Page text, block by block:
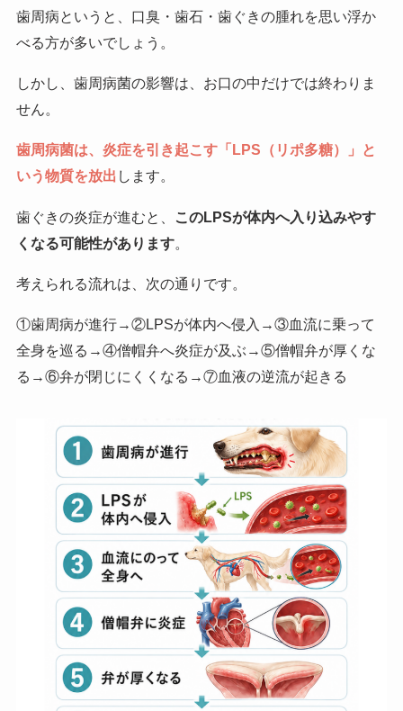
歯周病というと、口臭・歯石・歯ぐきの腫れを思い浮か
べる方が多いでしょう。
しかし、歯周病菌の影響は、お口の中だけでは終わりま
せん。
歯周病菌は、炎症を引き起こす「LPS（リポ多糖）」と
いう物質を放出 します。
歯ぐきの炎症が進むと、
このLPSが体内へ入り込みやす
くなる可能性があります。
考えられる流れは、次の通りです。
①歯周病が進行→②LPSが体内へ侵入→③血流に乗って
全身を巡る→④僧帽弁へ炎症が及ぶ→⑤僧帽弁が厚くな
る→⑥弁が閉じにくくなる→⑦血液の逆流が起きる